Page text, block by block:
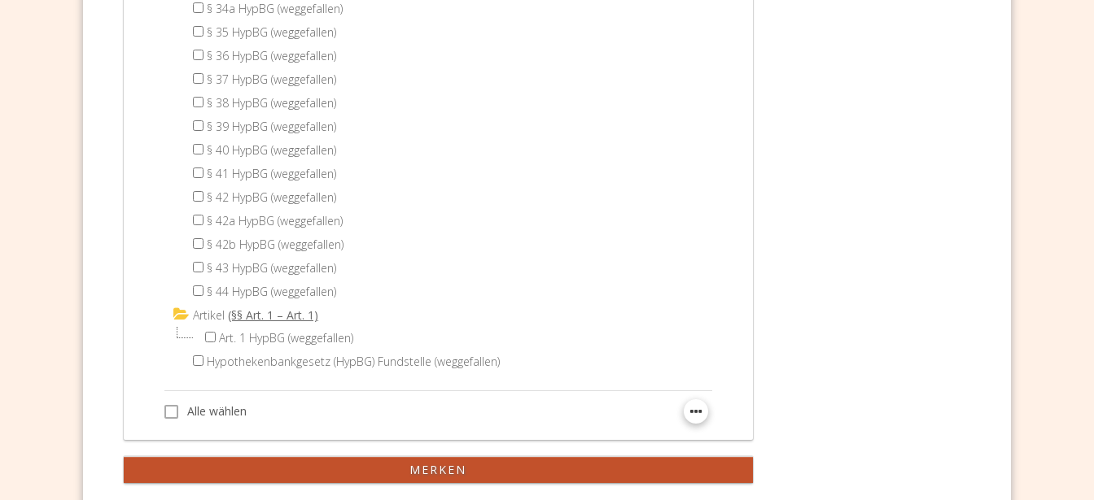
§ 34a HypBG (weggefallen)
§ 35 HypBG (weggefallen)
§ 36 HypBG (weggefallen)
§ 37 HypBG (weggefallen)
§ 38 HypBG (weggefallen)
§ 39 HypBG (weggefallen)
§ 40 HypBG (weggefallen)
§ 41 HypBG (weggefallen)
§ 42 HypBG (weggefallen)
§ 42a HypBG (weggefallen)
§ 42b HypBG (weggefallen)
§ 43 HypBG (weggefallen)
§ 44 HypBG (weggefallen)
Artikel (§§ Art. 1 – Art. 1)
Art. 1 HypBG (weggefallen)
Hypothekenbankgesetz (HypBG) Fundstelle (weggefallen)
Alle wählen
Alle wählen
MERKEN